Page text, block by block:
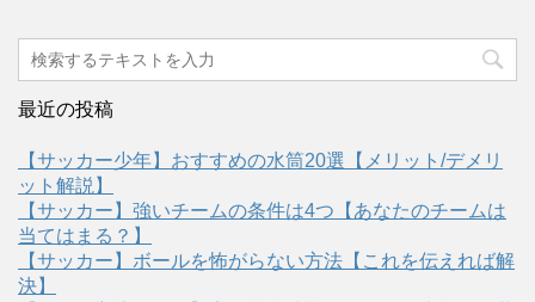
最近の投稿
【サッカー少年】おすすめの水筒20選【メリット/デメリ
ット解説】
【サッカー】強いチームの条件は4つ【あなたのチームは
当てはまる？】
【サッカー】ボールを怖がらない方法【これを伝えれば解
決】